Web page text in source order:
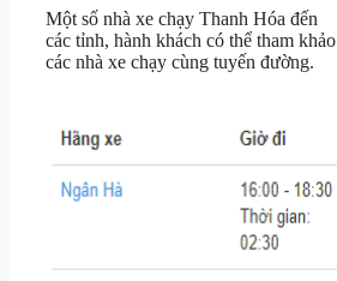
Một số nhà xe chạy Thanh Hóa đến
các tỉnh, hành khách có thể tham khảo
các nhà xe chạy cùng tuyến đường.